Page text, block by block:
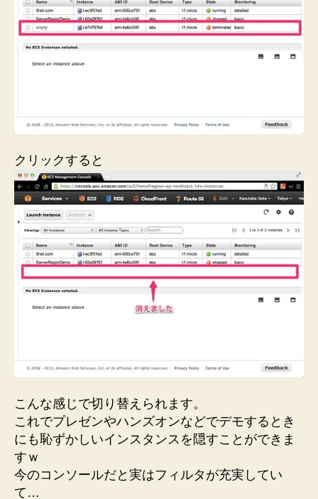
クリックすると
こんな感じで切り替えられます。
これでプレゼンやハンズオンなどでデモするとき
にも恥ずかしいインスタンスを隠すことができま
すｗ
今のコンソールだと実はフィルタが充実してい
て…